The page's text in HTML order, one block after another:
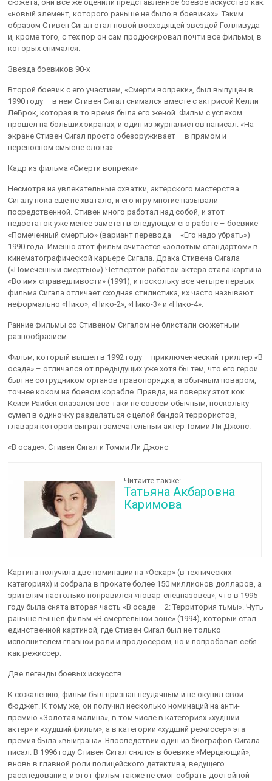
сюжета, они все же оценили представленное боевое искусство как
«новый элемент, которого раньше не было в боевиках». Таким
образом Стивен Сигал стал новой восходящей звездой Голливуда
и, кроме того, с тех пор он сам продюсировал почти все фильмы, в
которых снимался.
Звезда боевиков 90-х
Второй боевик с его участием, «Смерти вопреки», был выпущен в
1990 году – в нем Стивен Сигал снимался вместе с актрисой Келли
ЛеБрок, которая в то время была его женой. Фильм с успехом
прошел на больших экранах, и один из журналистов написал: «На
экране Стивен Сигал просто обезоруживает – в прямом и
переносном смысле слова».
Кадр из фильма «Смерти вопреки»
Несмотря на увлекательные схватки, актерского мастерства
Сигалу пока еще не хватало, и его игру многие называли
посредственной. Стивен много работал над собой, и этот
недостаток уже менее заметен в следующей его работе – боевике
«Помеченный смертью» (вариант перевода – «Его надо убрать»)
1990 года. Именно этот фильм считается «золотым стандартом» в
кинематографической карьере Сигала. Драка Стивена Сигала
(«Помеченный смертью») Четвертой работой актера стала картина
«Во имя справедливости» (1991), и поскольку все четыре первых
фильма Сигала отличает сходная стилистика, их часто называют
неформально «Нико», «Нико-2», «Нико-3» и «Нико-4».
Ранние фильмы со Стивеном Сигалом не блистали сюжетным
разнообразием
Фильм, который вышел в 1992 году – приключенческий триллер «В
осаде» – отличался от предыдущих уже хотя бы тем, что его герой
был не сотрудником органов правопорядка, а обычным поваром,
точнее коком на боевом корабле. Правда, на поверку этот кок
Кейси Райбек оказался все-таки не совсем обычным, поскольку
сумел в одиночку разделаться с целой бандой террористов,
главаря которой сыграл замечательный актер Томми Ли Джонс.
«В осаде»: Стивен Сигал и Томми Ли Джонс
Читайте также:
Татьяна Акбаровна
Каримова
Картина получила две номинации на «Оскар» (в технических
категориях) и собрала в прокате более 150 миллионов долларов, а
зрителям настолько понравился «повар-спецназовец», что в 1995
году была снята вторая часть «В осаде – 2: Территория тьмы». Чуть
раньше вышел фильм «В смертельной зоне» (1994), который стал
единственной картиной, где Стивен Сигал был не только
исполнителем главной роли и продюсером, но и попробовал себя
как режиссер.
Две легенды боевых искусств
К сожалению, фильм был признан неудачным и не окупил свой
бюджет. К тому же, он получил несколько номинаций на анти-
премию «Золотая малина», в том числе в категориях «худший
актер» и «худший фильм», а в категории «худший режиссер» эта
премия была «выиграна». Впоследствии один из биографов Сигала
писал: В 1996 году Стивен Сигал снялся в боевике «Мерцающий»,
вновь в главной роли полицейского детектива, ведущего
расследование, и этот фильм также не смог собрать достойной